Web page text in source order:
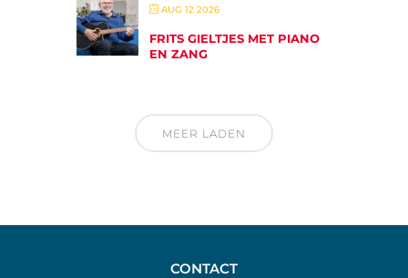
AUG 12 2026
FRITS GIELTJES MET PIANO
EN ZANG
MEER LADEN
CONTACT